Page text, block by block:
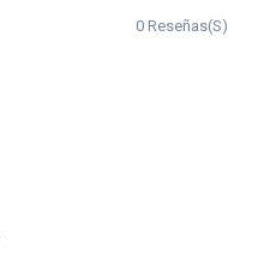
0 Reseñas(S)